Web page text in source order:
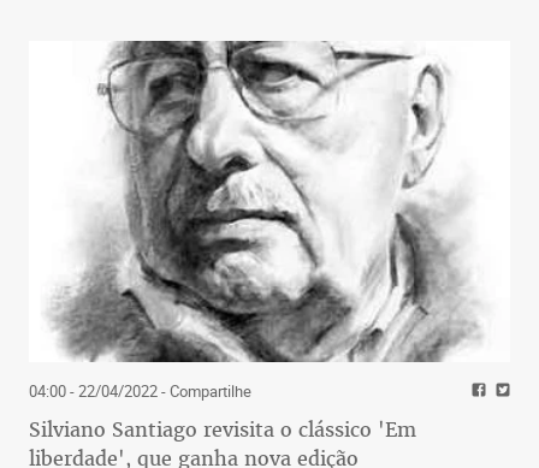
04:00 - 22/04/2022- Compartilhe
Silviano Santiago revisita o clássico 'Em
liberdade', que ganha nova edição